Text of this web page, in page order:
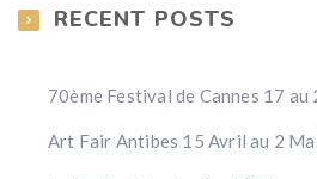
RECENT POSTS
70ème Festival de Cannes 17
Art Fair Antibes 15 Avril au 2